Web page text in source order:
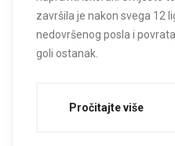
završila je nakon svega 12
nedovršenog posla i
goli ostanak.
Pročitajte više